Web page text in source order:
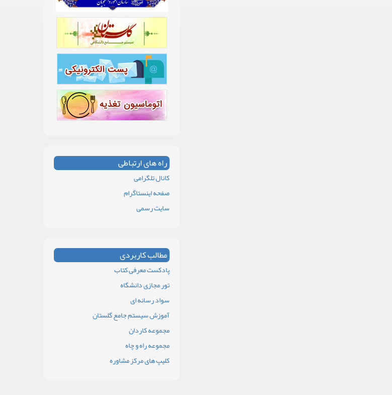
راه های ارتباطی
کانال تلگرامی
صفحه اینستاگرام
سایت رسمی
مطالب کاربردی
پادکست معرفی کتاب
تور مجازی دانشگاه
سواد رسانه ای
آموزش سیستم جامع گلستان
مجموعه کاردان
مجموعه راه و چاه
کلیپ های مرکز مشاوره